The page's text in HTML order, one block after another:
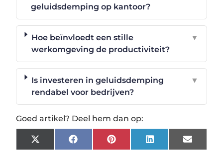
geluidsdemping op kantoor?
Hoe beïnvloedt een stille
werkomgeving de productiviteit?
▼
Is investeren in geluidsdemping
rendabel voor bedrijven?
▼
Goed artikel? Deel hem dan op:
X
(Twitter)
FacebookPinterestLinkedInEmail